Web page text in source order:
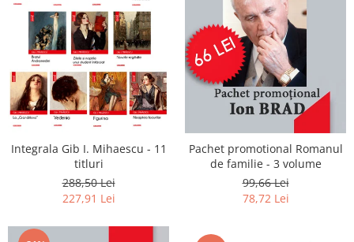
Integrala Gib I. Mihaescu - 11
titluri
288,50 Lei
227,91 Lei
Pachet promotional Romanul
de familie - 3 volume
99,66 Lei
78,72 Lei